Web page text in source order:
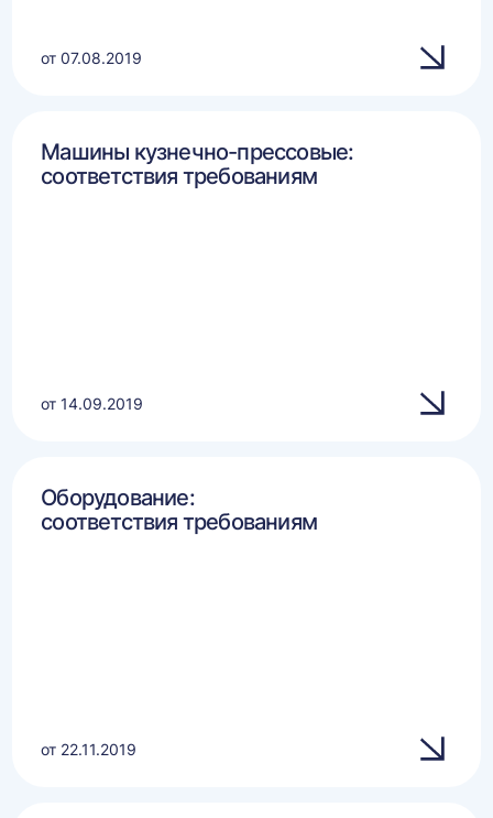
от 07.08.2019
Машины кузнечно-прессовые:
соответствия требованиям
от 14.09.2019
Оборудование:
соответствия требованиям
от 22.11.2019